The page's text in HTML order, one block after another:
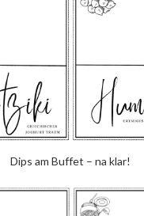
Dips am Buffet – na klar!